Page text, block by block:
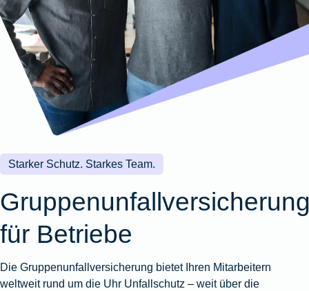
Wohnungsschutzbrief
Zur
Produktübersicht
Gewässerschadenhaftpflicht
Zur
Produktübersicht
Zur
Produktübersicht
Reisehaftpflichtversicherung
Reiserücktrittsversicherung
Zur
Produktübersicht
Zur
Produktübersicht
Zur
Produktübersicht
Zur
Produktübersicht
Montageversicherung
Zur
Produktübersicht
Gruppenunfall für
Betriebe
Gruppenunfall für
Vereine
Produktübersicht
Kunstversicherung
Ausstellungsversicherung
Valorenversicherung
Oldtimersammlungsversicherung
Zur
Starker Schutz. Starkes Team.
für Betriebe
Die Gruppenunfallversicherung bietet Ihren Mitarbeitern
weltweit rund um die Uhr Unfallschutz – weit über die